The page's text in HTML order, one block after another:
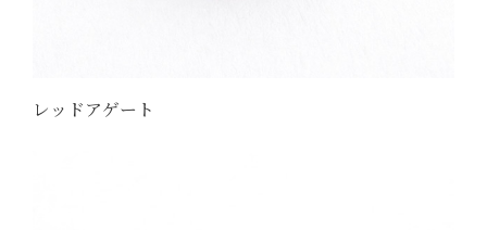
レッドアゲート